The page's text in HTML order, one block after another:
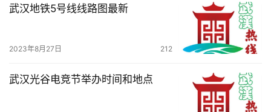
武汉地铁5号线线路图最新
2023年8月27日 212
武汉光谷电竞节举办时间和地点